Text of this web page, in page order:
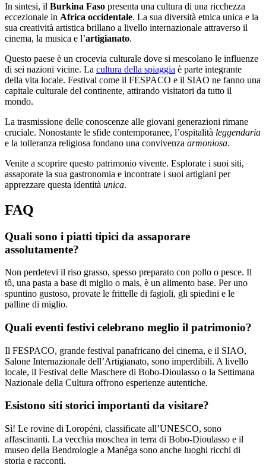
In sintesi, il Burkina Faso presenta una cultura di una ricchezza
eccezionale in Africa occidentale. La sua diversità etnica unica e la
sua creatività artistica brillano a livello internazionale attraverso il
cinema, la musica e l’artigianato.
Questo paese è un crocevia culturale dove si mescolano le influenze
di sei nazioni vicine. La cultura della spiaggia è parte integrante
della vita locale. Festival come il FESPACO e il SIAO ne fanno una
capitale culturale del continente, attirando visitatori da tutto il
mondo.
La trasmissione delle conoscenze alle giovani generazioni rimane
cruciale. Nonostante le sfide contemporanee, l’ospitalità leggendaria
e la tolleranza religiosa fondano una convivenza armoniosa.
Venite a scoprire questo patrimonio vivente. Esplorate i suoi siti,
assaporate la sua gastronomia e incontrate i suoi artigiani per
apprezzare questa identità unica.
FAQ
Quali sono i piatti tipici da assaporare
assolutamente?
Non perdetevi il riso grasso, spesso preparato con pollo o pesce. Il
tô, una pasta a base di miglio o mais, è un alimento base. Per uno
spuntino gustoso, provate le frittelle di fagioli, gli spiedini e le
palline di miglio.
Quali eventi festivi celebrano meglio il patrimonio?
Il FESPACO, grande festival panafricano del cinema, e il SIAO,
Salone Internazionale dell’Artigianato, sono imperdibili. A livello
locale, il Festival delle Maschere di Bobo-Dioulasso o la Settimana
Nazionale della Cultura offrono esperienze autentiche.
Esistono siti storici importanti da visitare?
Sì! Le rovine di Loropéni, classificate all’UNESCO, sono
affascinanti. La vecchia moschea in terra di Bobo-Dioulasso e il
museo della Bendrologie a Manéga sono anche luoghi ricchi di
storia e racconti.